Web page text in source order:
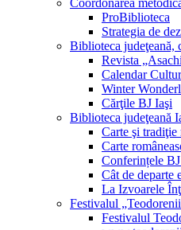
Coordonarea
ProBiblioteca
Strategia de
Biblioteca judeţeană,
Revista
Calendar
Winter
Cărţile BJ Iaşi
Biblioteca judeţeană
Carte şi tradiţie
Carte
Conferințele
Cât de departe
La Izvoarele
Festivalul
Festivalul